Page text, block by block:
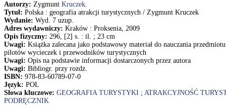
Autorzy: Zygmunt Kruczek.
Tytuł: Polska : geografia atrakcji turystycznych / Zygmunt Kruczek
Wydanie: Wyd. 7 uzup.
Adres wydawniczy: Kraków : Proksenia, 2009
Opis fizyczny: 296, [2] s. : il. ; 23 cm
Uwagi: Książka zalecana jako podstawowy materiał do nauczania
pilotów wycieczek i przewodników turystycznych
Uwagi: Opis na podstawie informacji dostarczonych przez autora
Uwagi: Bibliogr. przy rozdz.
ISBN: 978-83-60789-07-0
Język: POL
Słowa kluczowe: GEOGRAFIA TURYSTYKI ; ATRAKCYJNOŚĆ
PODRĘCZNIK